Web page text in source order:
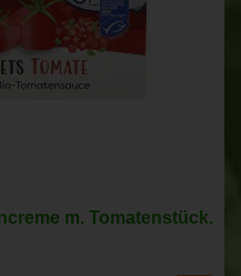
m. Tomatenstück.